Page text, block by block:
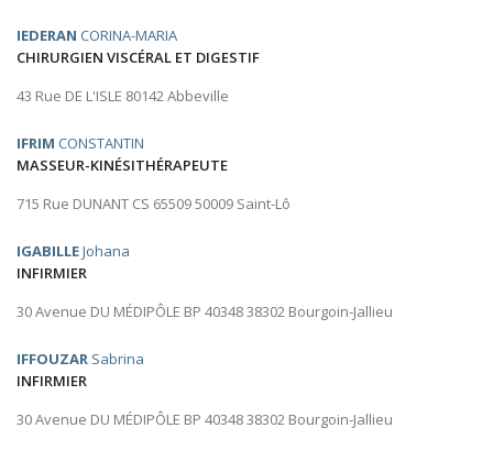
IEDERAN CORINA-MARIA
CHIRURGIEN VISCÉRAL ET DIGESTIF
43 Rue DE L'ISLE 80142 Abbeville
IFRIM CONSTANTIN
MASSEUR-KINÉSITHÉRAPEUTE
715 Rue DUNANT CS 65509 50009 Saint-Lô
IGABILLEJohana
INFIRMIER
30 Avenue DU MÉDIPÔLE BP 40348 38302 Bourgoin-Jallieu
IFFOUZAR Sabrina
INFIRMIER
30 Avenue DU MÉDIPÔLE BP 40348 38302 Bourgoin-Jallieu